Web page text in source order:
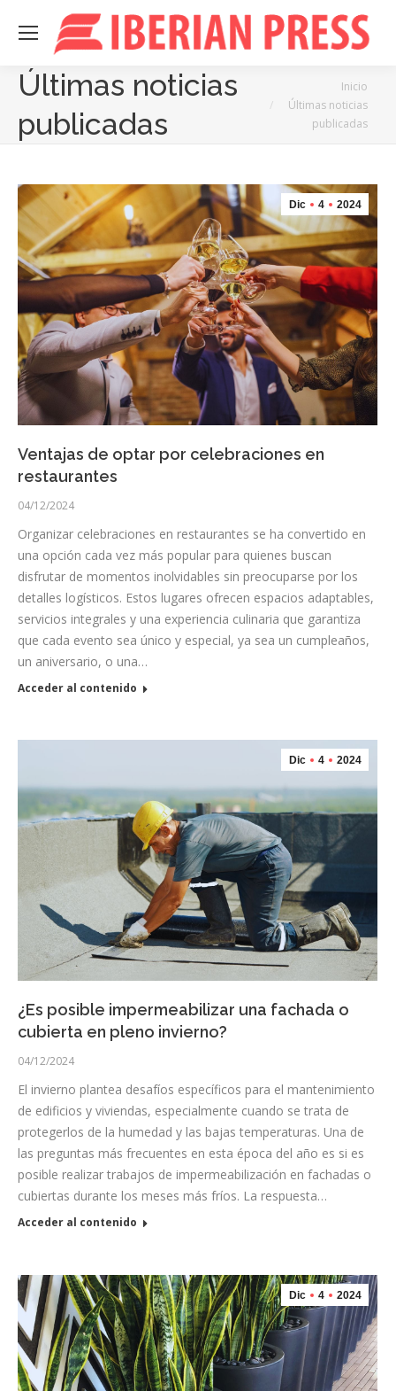
Últimas noticias
publicadas
Inicio
Últimas noticias
publicadas
Dic 4 2024
Ventajas de optar por celebraciones en
restaurantes
04/12/2024
Organizar celebraciones en restaurantes se ha convertido en
una opción cada vez más popular para quienes buscan
disfrutar de momentos inolvidables sin preocuparse por los
detalles logísticos. Estos lugares ofrecen espacios adaptables,
servicios integrales y una experiencia culinaria que garantiza
que cada evento sea único y especial, ya sea un cumpleaños,
un aniversario, o una…
Acceder al contenido
Dic 4 2024
¿Es posible impermeabilizar una fachada o
cubierta en pleno invierno?
04/12/2024
El invierno plantea desafíos específicos para el mantenimiento
de edificios y viviendas, especialmente cuando se trata de
protegerlos de la humedad y las bajas temperaturas. Una de
las preguntas más frecuentes en esta época del año es si es
posible realizar trabajos de impermeabilización en fachadas o
cubiertas durante los meses más fríos. La respuesta…
Acceder al contenido
Dic 4 2024